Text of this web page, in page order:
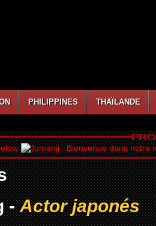
PHILIPPINES THAÏLANDE
-Actor japonés